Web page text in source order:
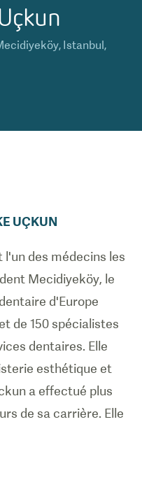
, Istanbul,
UÇKUN
l'un des médecins les
Mecidiyeköy, le
d'Europe
de 150 spécialistes
dentaires. Elle
esthétique et
a effectué plus
de sa carrière. Elle